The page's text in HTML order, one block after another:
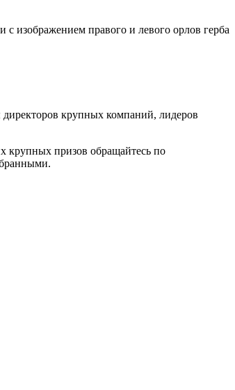
изображением правого и левого орлов герба
крупных компаний, лидеров
крупных призов обращайтесь по